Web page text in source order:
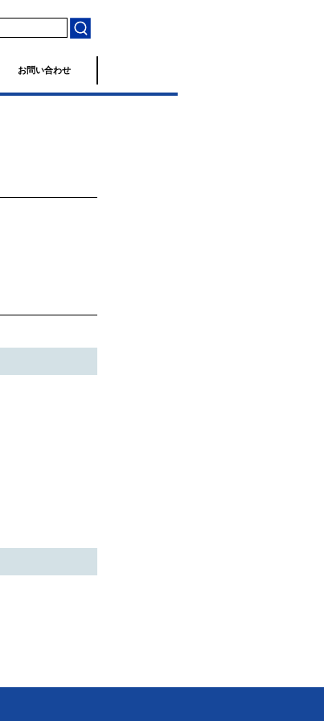
お問い合わせ